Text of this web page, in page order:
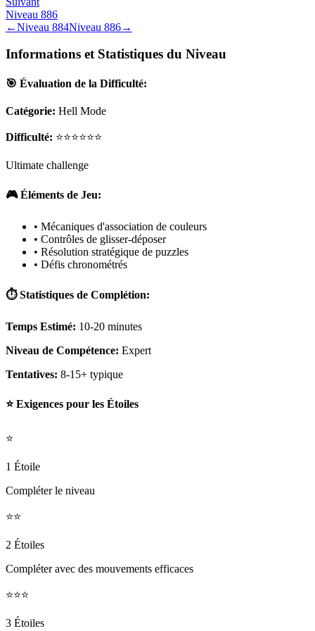
Niveau 886
←Niveau 884Niveau 886→
Informations et Statistiques du Niveau
🎯 Évaluation de la Difficulté:
Catégorie: Hell Mode
Difficulté: ⭐⭐⭐⭐⭐⭐
Ultimate challenge
🎮 Éléments de Jeu:
• Mécaniques d'association de couleurs
• Contrôles de glisser-déposer
• Résolution stratégique de puzzles
• Défis chronométrés
⏱️ Statistiques de Complétion:
Temps Estimé: 10-20 minutes
Niveau de Compétence: Expert
Tentatives: 8-15+ typique
⭐ Exigences pour les Étoiles
⭐
1 Étoile
Compléter le niveau
⭐⭐
2 Étoiles
Compléter avec des mouvements efficaces
⭐⭐⭐
3 Étoiles